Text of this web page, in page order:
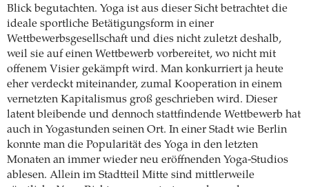
Blick begutachten. Yoga ist aus dieser Sicht betrachtet die
ideale sportliche Betätigungsform in einer
Wettbewerbsgesellschaft und dies nicht zuletzt deshalb,
weil sie auf einen Wettbewerb vorbereitet, wo nicht mit
offenem Visier gekämpft wird. Man konkurriert ja heute
eher verdeckt miteinander, zumal Kooperation in einem
vernetzten Kapitalismus groß geschrieben wird. Dieser
latent bleibende und dennoch stattfindende Wettbewerb hat
auch in Yogastunden seinen Ort. In einer Stadt wie Berlin
konnte man die Popularität des Yoga in den letzten
Monaten an immer wieder neu eröffnenden Yoga-Studios
ablesen. Allein im Stadtteil Mitte sind mittlerweile